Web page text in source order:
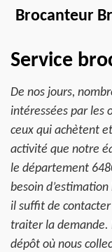
Brocanteur
Service
De nos jours,
intéressées par les
ceux qui achètent
activité que notre
le département
besoin
il suffit de
traiter la demande.
dépôt où nous